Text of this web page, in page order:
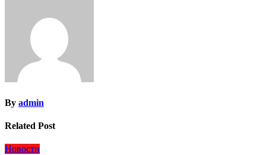
By admin
Related Post
Новости